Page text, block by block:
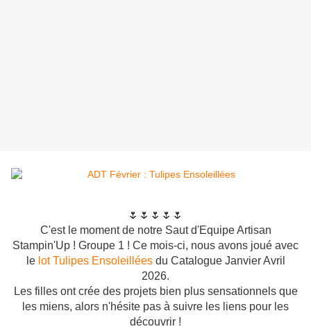
🌷🌷🌷🌷🌷
C'est le moment de notre Saut d'Equipe Artisan
Stampin'Up ! Groupe 1 ! Ce mois-ci, nous avons joué avec
le lot Tulipes Ensoleilléesdu Catalogue Janvier Avril
2026.
Les filles ont crée des projets bien plus sensationnels que
les miens, alors n'hésite pas à suivre les liens pour les
découvrir !